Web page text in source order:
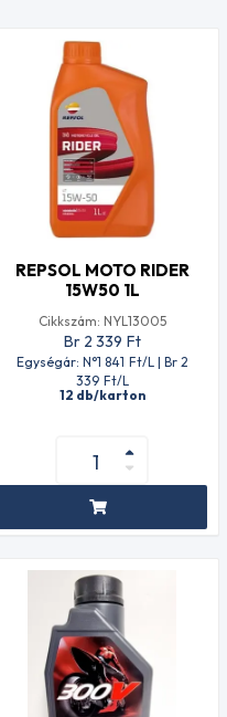
REPSOL MOTO RIDER
15W50 1L
Cikkszám: NYL13005
Br 2 339 Ft
Egységár: N°1 841 Ft/L | Br 2
339 Ft/L
12 db/karton